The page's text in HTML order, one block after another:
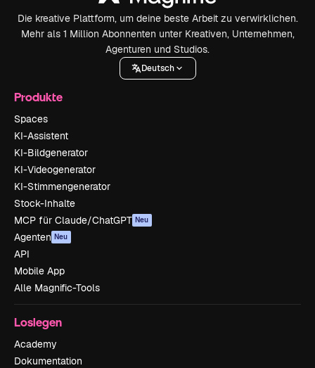
Die kreative Plattform, um deine beste Arbeit zu verwirklichen.
Mehr als 1 Million Abonnenten unter Kreativen, Unternehmen,
Agenturen und Studios.
Deutsch
Produkte
Spaces
KI-Assistent
KI-Bildgenerator
KI-Videogenerator
KI-Stimmengenerator
Stock-Inhalte
MCP für Claude/ChatGPT Neu
Agenten Neu
API
Mobile App
Alle Magnific-Tools
Loslegen
Academy
Dokumentation